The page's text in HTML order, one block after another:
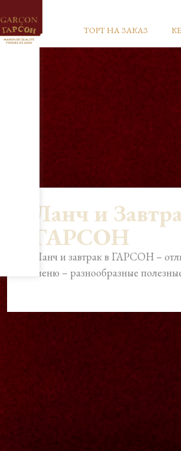
ТОРТ НА ЗАКАЗ
Ланч и
ГАРСОН
Ланч и завтрак в ГАРСОН –
меню – разнообразные